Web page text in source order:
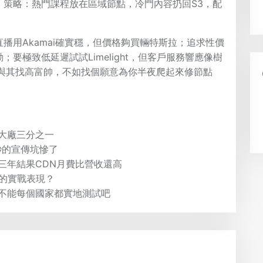
略：熱門課程放在區域節點，冷門內容扔回S3，配
用Akamai確實穩，但價格夠買輛特斯拉；追求性價
要極致低延遲試試Limelight，但客戶服務響應像樹
找高富帥，不如找個願意為你半夜爬起來修節點
廠三分之一
宣傳坑慘了
年結果CDN月費比營收還高
實戰表現？
能每個國家都實地測試吧